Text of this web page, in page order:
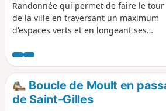
Randonnée qui permet de faire le tour
de la ville en traversant un maximum
d'espaces verts et en longeant ses
bosses pour les sportifs !
Boucle de Moult en
de Saint-Gilles